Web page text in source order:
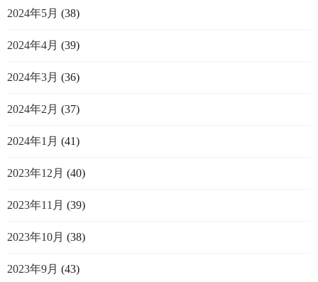
2024年5月 (38)
2024年4月 (39)
2024年3月 (36)
2024年2月 (37)
2024年1月 (41)
2023年12月 (40)
2023年11月 (39)
2023年10月 (38)
2023年9月 (43)